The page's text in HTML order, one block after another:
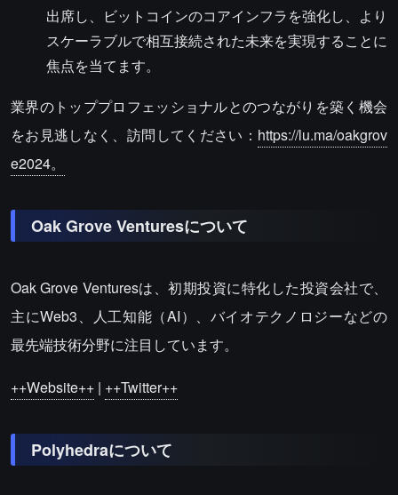
出席し、ビットコインのコアインフラを強化し、より
スケーラブルで相互接続された未来を実現することに
焦点を当てます。
業界のトッププロフェッショナルとのつながりを築く機会
をお見逃しなく、訪問してください： https://lu.ma/oakgrov
e2024。
Oak Grove Venturesについて
Oak Grove Venturesは、初期投資に特化した投資会社で、
主にWeb3、人工知能（AI）、バイオテクノロジーなどの
最先端技術分野に注目しています。
++Website++ | ++Twitter++
Polyhedraについて